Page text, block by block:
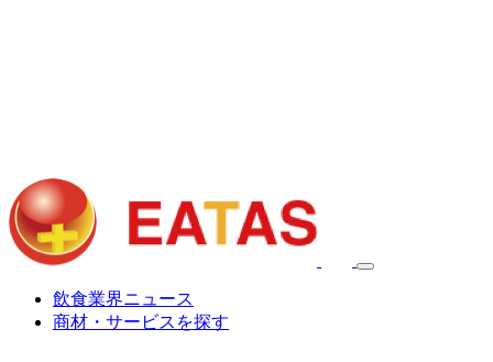
飲食業界ニュース
商材・サービスを探す